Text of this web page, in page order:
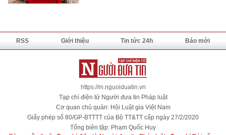
RSS Giới thiệu Tin tức 24h Báo mới
https://m.nguoiduatin.vn
Tạp chí điện tử Người đưa tin Pháp luật
Cơ quan chủ quản: Hội Luật gia Việt Nam
Giấy phép số 80/GP-BTTTT của Bộ TT&TT cấp ngày 27/2/2020
Tổng biên tập: Phạm Quốc Huy